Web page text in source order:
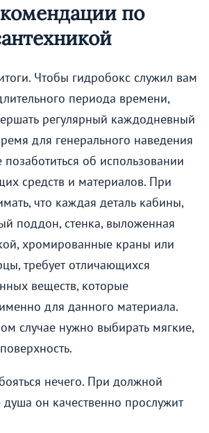
по
Чтобы гидробокс служил вам
периода времени,
регулярный каждодневный
для генерального наведения
об использовании
средств и материалов. При
что каждая деталь кабины,
поддон, стенка, выложенная
хромированные краны или
требует отличающихся
веществ, которые
для данного материала.
случае нужно выбирать мягкие,
нечего. При должной
душа он качественно прослужит